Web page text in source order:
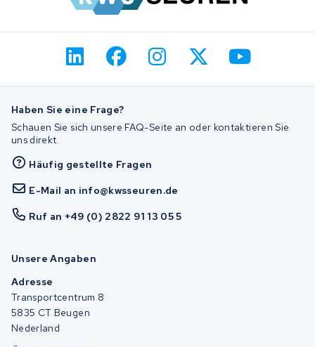
Haben Sie eine Frage?
Schauen Sie sich unsere FAQ-Seite an oder kontaktieren Sie
uns direkt.
Häufig gestellte Fragen
E-Mail an info@kwsseuren.de
Ruf an +49 (0) 2822 91 13 05 5
Unsere Angaben
Adresse
Transportcentrum 8
5835 CT Beugen
Nederland